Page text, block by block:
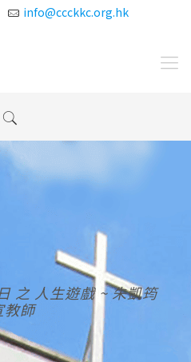
info@ccckkc.org.hk
之 人生遊戲 ~ 朱凱筠
教師